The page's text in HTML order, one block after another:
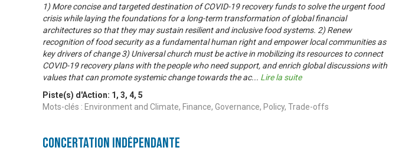
1) More concise and targeted destination of COVID-19 recovery funds to solve the urgent food
crisis while laying the foundations for a long-term transformation of global financial
architectures so that they may sustain resilient and inclusive food systems. 2) Renew
recognition of food security as a fundamental human right and empower local communities as
key drivers of change 3) Universal church must be active in mobilizing its resources to connect
COVID-19 recovery plans with the people who need support, and enrich global discussions with
values that can promote systemic change towards the ac... Lire la suite
Piste(s) d'Action: 1 , 3, 4, 5
Mots-clés : Environment and Climate, Finance, Governance, Policy, Trade-offs
Concertation Indépendante